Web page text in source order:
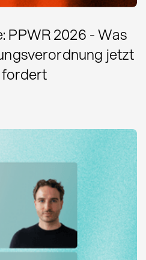
PPWR 2026 - Was
jetzt
fordert